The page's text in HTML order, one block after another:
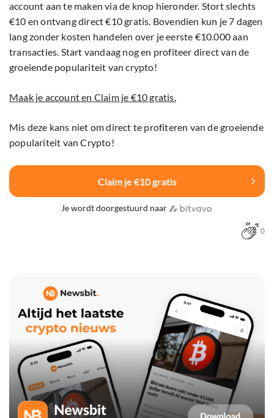
account aan te maken via de knop hieronder. Stort slechts
€10 en ontvang direct €10 gratis. Bovendien kun je 7 dagen
lang zonder kosten handelen over je eerste €10.000 aan
transacties. Start vandaag nog en profiteer direct van de
groeiende populariteit van crypto!
Maak je account en Claim je €10 gratis.
Mis deze kans niet om direct te profiteren van de groeiende
populariteit van Crypto!
Claim je €10 gratis
Je wordt doorgestuurd naar
0